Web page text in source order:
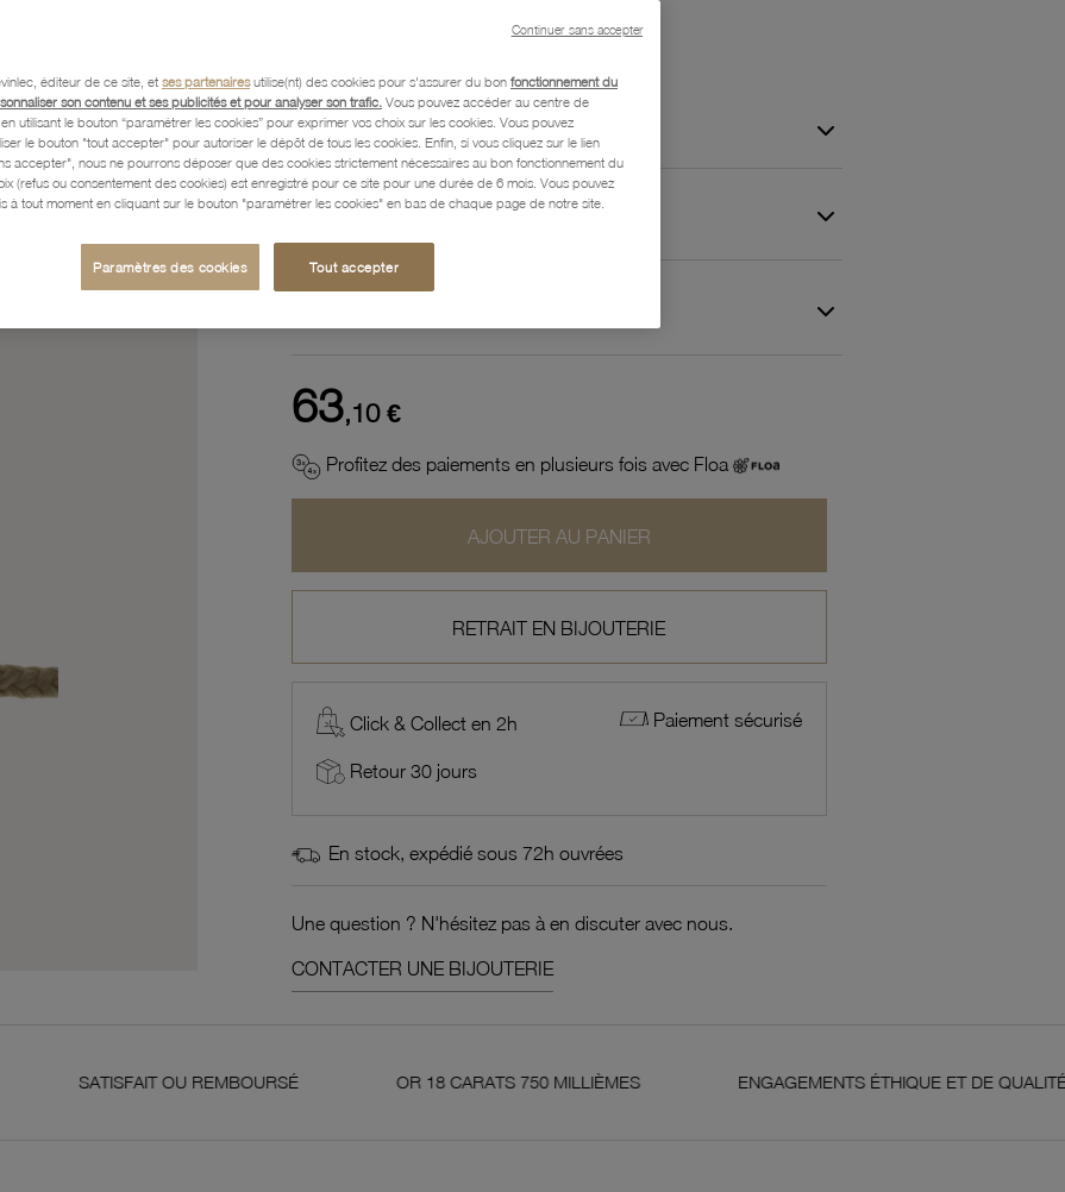
Description
Caractéristiques détaillées
63,10 €
Profitez des paiements en plusieurs fois avec Floa
AJOUTER AU PANIER
RETRAIT EN BIJOUTERIE
Click & Collect en 2h Paiement sécurisé
Retour 30 jours
En stock, expédié sous 72h ouvrées
Une question ? N'hésitez pas à en discuter avec nous.
CONTACTER UNE BIJOUTERIE
OU REMBOURSÉ OR 18 CARATS 750 MILLIÈMES ENGAGEMENTS ÉTHIQUE ET DE QUALITÉ
éditeur de ce site, et ses partenairesutilise(nt) des cookies pour s'assurer du bon fonctionnement du
son contenu et ses publicités et pour analyser son trafic. Vous pouvez accéder au centre de
utilisant le bouton “paramétrer les cookies” pour exprimer vos choix sur les cookies. Vous pouvez
le bouton "tout accepter" pour autoriser le dépôt de tous les cookies. Enfin, si vous cliquez sur le lien
accepter", nous ne pourrons déposer que des cookies strictement nécessaires au bon fonctionnement du
(refus ou consentement des cookies) est enregistré pour ce site pour une durée de 6 mois. Vous pouvez
à tout moment en cliquant sur le bouton "paramétrer les cookies" en bas de chaque page de notre site.
Paramètres des cookies Tout accepter
Continuer sans accepter